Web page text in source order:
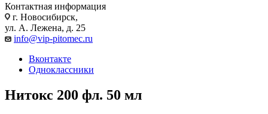
Контактная информация
г. Новосибирск,
ул. А. Лежена, д. 25
info@vip-pitomec.ru
Вконтакте
Одноклассники
Нитокс 200 фл. 50 мл